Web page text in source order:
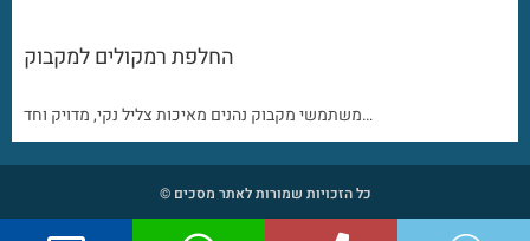
החלפת רמקולים למקבוק
משתמשי מקבוק נהנים מאיכות צליל נקי, מדויק וחד…
כל הזכויות שמורות לאתר מסכים ©